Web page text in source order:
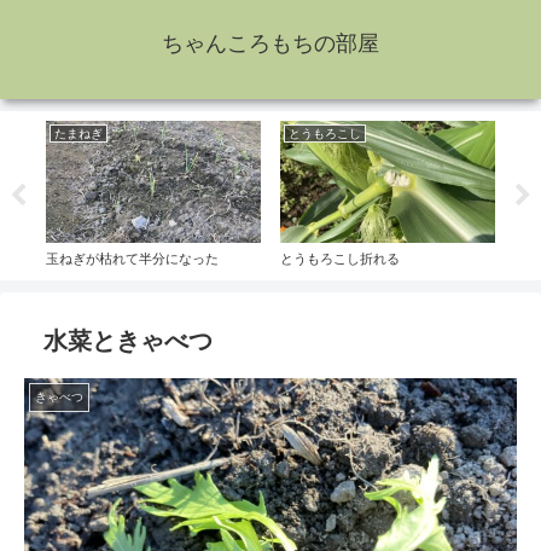
ちゃんころもちの部屋
たまねぎ
玉ねぎが枯れて半分になった
とうもろこし
とうもろこし折れる
水菜ときゃべつ
きゃべつ